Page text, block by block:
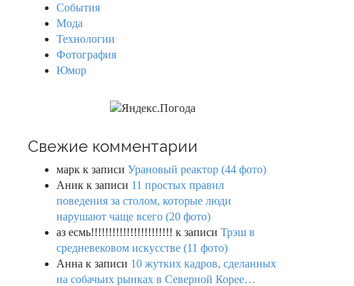
События
Мода
Технологии
Фотография
Юмор
Свежие комментарии
марк к записи Урановый реактор (44 фото)
Аник к записи 11 простых правил
поведения за столом, которые люди
нарушают чаще всего (20 фото)
аз есмь!!!!!!!!!!!!!!!!!!!!!!! к записи Трэш в
средневековом искусстве (11 фото)
Анна к записи 10 жутких кадров, сделанных
на собачьих рынках в Северной Корее…